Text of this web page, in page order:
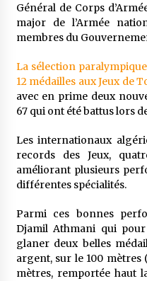
Tradition
Général de Corps
major de l’Armée
membres du
La sélection
12 médailles aux Jeux de
avec en prime deux
67 qui ont été battus lors
Les internationaux
records des Jeux,
améliorant plusieurs
différentes spécialités.
Parmi ces bonnes
Djamil Athmani qui
glaner deux belles
argent, sur le 100 mètres
mètres, remportée haut